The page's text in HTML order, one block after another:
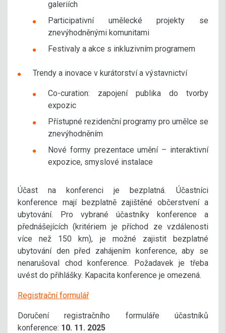
galeriích
Participativní umělecké projekty se
znevýhodněnými komunitami
Festivaly a akce s inkluzivním programem
Trendy a inovace v kurátorství a výstavnictví
Co-curation: zapojení publika do tvorby
expozic
Přístupné rezidenční programy pro umělce se
znevýhodněním
Nové formy prezentace umění – interaktivní
expozice, smyslové instalace
Účast na konferenci je bezplatná. Účastníci
konference mají bezplatně zajištěné občerstvení a
ubytování. Pro vybrané účastníky konference a
přednášejících (kritériem je příchod ze vzdálenosti
více než 150 km), je možné zajistit bezplatné
ubytování den před zahájením konference, aby se
nenarušoval chod konference. Požadavek je třeba
uvést do přihlášky. Kapacita konference je omezená.
Registrační formulář
Doručení registračního formuláře účastníků
konference: 10. 11. 2025